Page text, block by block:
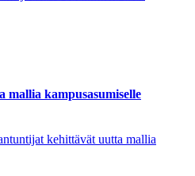
kampusasumiselle
kehittävät uutta mallia